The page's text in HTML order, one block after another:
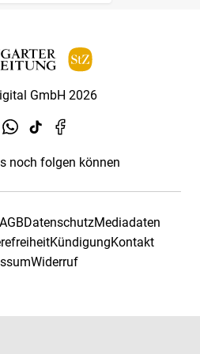
GmbH 2026
noch folgen können
DatenschutzMediadaten
KündigungKontakt
Widerruf